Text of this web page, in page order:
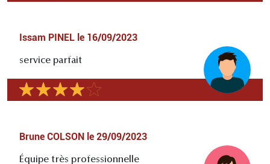
Issam PINEL le 16/09/2023
service parfait
Brune COLSON le 29/09/2023
Équipe très professionnelle